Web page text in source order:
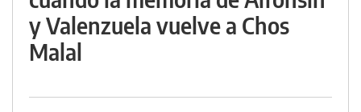
y Valenzuela vuelve a Chos
Malal